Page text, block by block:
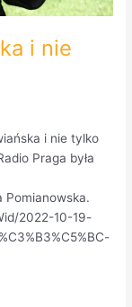
i nie
i nie tylko
Praga była
Pomianowska.
2022-10-19-